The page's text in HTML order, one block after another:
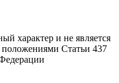
характер и не является
Статьи 437